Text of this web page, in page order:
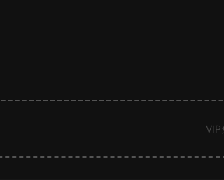
VIP